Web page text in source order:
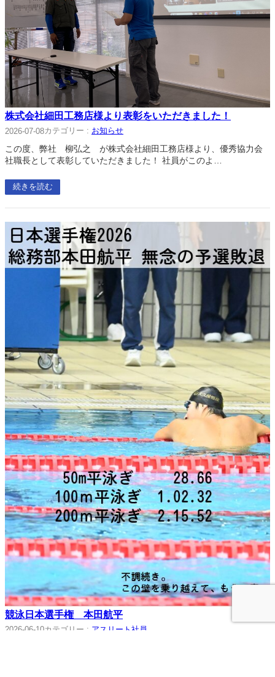
株式会社細田工務店様より表彰をいただきました！
2026-07-08カテゴリー : お知らせ
この度、弊社 柳弘之 が株式会社細田工務店様より、優秀協力会
社職長として表彰していただきました！ 社員がこのよ…
続きを読む
競泳日本選手権 本田航平
2026-06-10カテゴリー : アスリート社員